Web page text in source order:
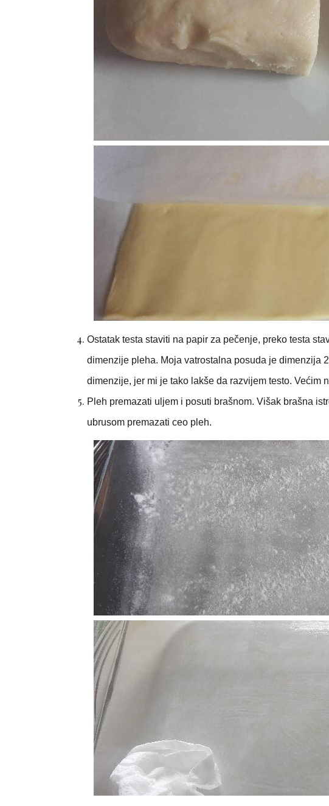
Ostatak testa staviti na papir za pečenje, preko testa
dimenzije pleha. Moja vatrostalna posuda je dimenzija
dimenzije, jer mi je tako lakše da razvijem testo. Većim
Pleh premazati uljem i posuti brašnom. Višak brašna
ubrusom premazati ceo pleh.